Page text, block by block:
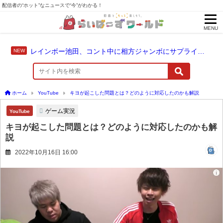
配信者の“ホット”なニュースで“今”がわかる！
MENU
ホーム YouTube キヨが起こした問題とは？どのように対応したのかも解説
YouTube ゲーム実況
キヨが起こした問題とは？どのように対応したのかも解
説
2022年10月16日 16:00